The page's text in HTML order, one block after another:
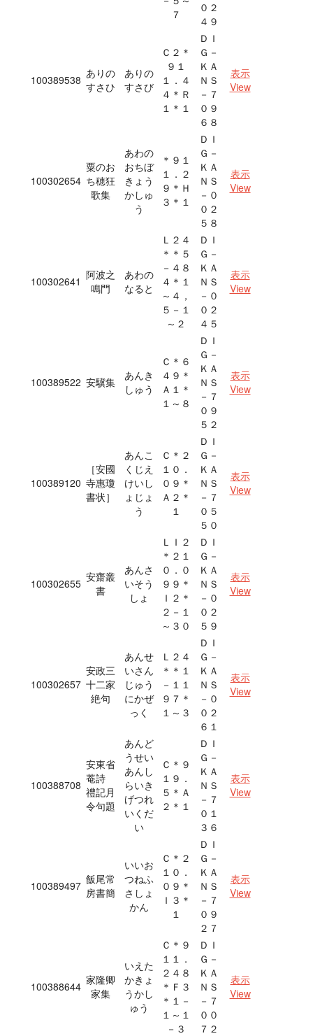
７
０２
４９
100389538 ありの
すさひ
ありの
すさび
Ｃ２＊
９１
１．４
４＊Ｒ
１＊１
ＤＩ
Ｇ－
ＫＡ
ＮＳ
－７
０９
６８
表示
View
100302654
粟のお
ち穂狂
歌集
あわの
おちぼ
きょう
かしゅ
う
＊９１
１．２
９＊Ｈ
３＊１
ＤＩ
Ｇ－
ＫＡ
ＮＳ
－０
０２
５８
表示
View
100302641 阿波之
鳴門
あわの
なると
Ｌ２４
＊＊５
－４８
４＊１
～４，
５－１
～２
ＤＩ
Ｇ－
ＫＡ
ＮＳ
－０
０２
４５
表示
View
100389522 安驥集
あんき
しゅう
Ｃ＊６
４９＊
Ａ１＊
１～８
ＤＩ
Ｇ－
ＫＡ
ＮＳ
－７
０９
５２
表示
View
100389120
［安國
寺惠瓊
書状］
あんこ
くじえ
けいし
ょじょ
う
Ｃ＊２
１０．
０９＊
Ａ２＊
１
ＤＩ
Ｇ－
ＫＡ
ＮＳ
－７
０５
５０
表示
View
100302655 安齋叢
書
あんさ
いそう
しょ
ＬＩ２
＊２１
０．０
９９＊
Ｉ２＊
２－１
～３０
ＤＩ
Ｇ－
ＫＡ
ＮＳ
－０
０２
５９
表示
View
100302657
安政三
十二家
絶句
あんせ
いさん
じゅう
にかぜ
っく
Ｌ２４
＊＊１
－１１
９７＊
１～３
ＤＩ
Ｇ－
ＫＡ
ＮＳ
－０
０２
６１
表示
View
100388708
安東省
菴詩
禮記月
令句題
あんど
うせい
あんし
らいき
げつれ
いくだ
い
Ｃ＊９
１９．
５＊Ａ
２＊１
ＤＩ
Ｇ－
ＫＡ
ＮＳ
－７
０１
３６
表示
View
100389497 飯尾常
房書簡
いいお
つねふ
さしょ
かん
Ｃ＊２
１０．
０９＊
Ｉ３＊
１
ＤＩ
Ｇ－
ＫＡ
ＮＳ
－７
０９
２７
表示
View
100388644 家隆卿
家集
いえた
かきょ
うかし
ゅう
Ｃ＊９
１１．
２４８
＊Ｆ３
＊１－
１～１
－３
ＤＩ
Ｇ－
ＫＡ
ＮＳ
－７
００
７２
表示
View